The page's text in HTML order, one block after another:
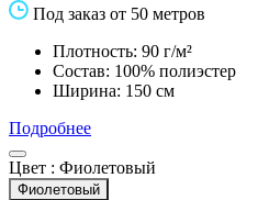
Под заказ от 50 метров
Плотность: 90 г/м²
Состав: 100% полиэстер
Ширина: 150 см
Подробнее
Цвет : Фиолетовый
Фиолетовый